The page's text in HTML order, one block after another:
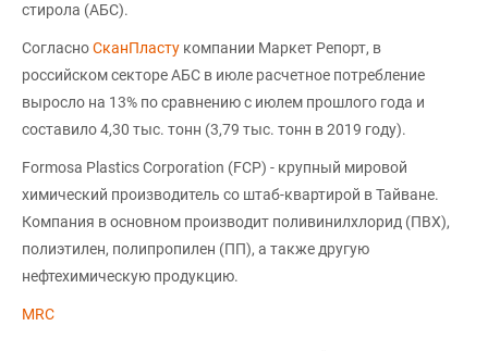
стирола (АБС).
СогласноСканПласту компании Маркет Репорт, в
российском секторе АБС в июле расчетное потребление
выросло на 13% по сравнению с июлем прошлого года и
составило 4,30 тыс. тонн (3,79 тыс. тонн в 2019 году).
Formosa Plastics Corporation (FCP) - крупный мировой
химический производитель со штаб-квартирой в Тайване.
Компания в основном производит поливинилхлорид (ПВХ),
полиэтилен, полипропилен (ПП), а также другую
нефтехимическую продукцию.
MRC